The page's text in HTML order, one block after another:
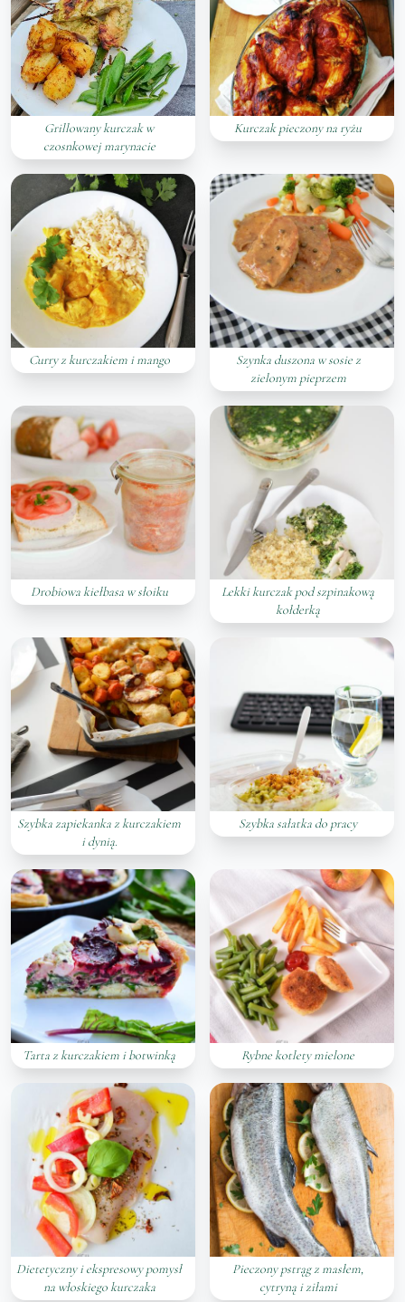
Grillowany kurczak w
czosnkowej marynacie
Kurczak pieczony na ryżu
Curry z kurczakiem i mango
Szynka duszona w sosie z
zielonym pieprzem
Drobiowa kiełbasa w słoiku
Lekki kurczak pod szpinakową
kołderką
Szybka zapiekanka z kurczakiem
i dynią.
Szybka sałatka do pracy
Tarta z kurczakiem i botwinką Rybne kotlety mielone
Dietetyczny i ekspresowy pomysł
na włoskiego kurczaka
Pieczony pstrąg z masłem,
cytryną i ziłami